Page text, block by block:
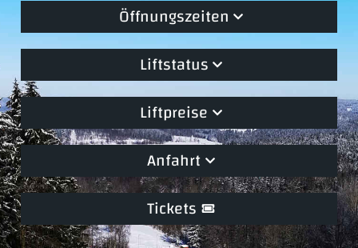
Öffnungszeiten
Liftstatus
Liftpreise
Anfahrt
Tickets